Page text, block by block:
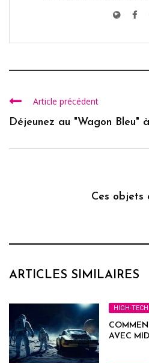
Article précédent
Déjeunez au "Wagon Bleu"
Ces objets
ARTICLES SIMILAIRES
HIGH-TECH
AVEC